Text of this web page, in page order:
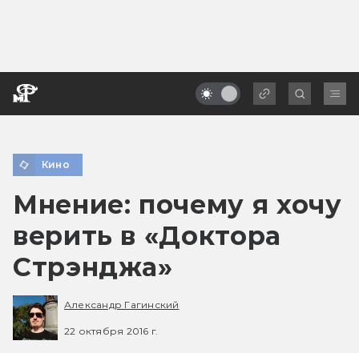
Кино
Мнение: почему я хочу
верить в «Доктора
Стрэнджа»
Александр Гагинский
22 октября 2016 г.